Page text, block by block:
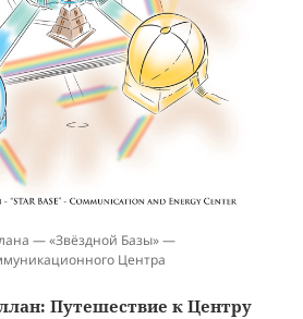
— «Звёздной Базы» —
Центра
Путешествие к Центру